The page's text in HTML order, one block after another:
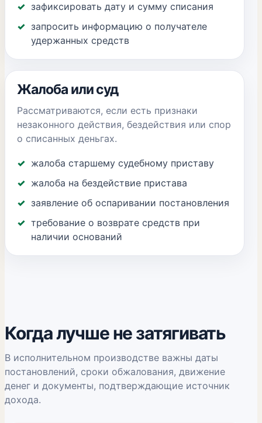
зафиксировать дату и сумму списания
запросить информацию о получателе
удержанных средств
Жалоба или суд
Рассматриваются, если есть признаки
незаконного действия, бездействия или спор
о списанных деньгах.
жалоба старшему судебному приставу
жалоба на бездействие пристава
заявление об оспаривании постановления
требование о возврате средств при
наличии оснований
Когда лучше не затягивать
В исполнительном производстве важны даты
постановлений, сроки обжалования, движение
денег и документы, подтверждающие источник
дохода.